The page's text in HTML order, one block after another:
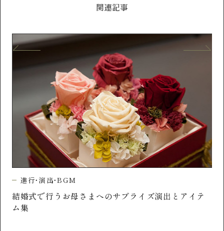
関連記事
進行・演出・BGM
結婚式で行うお母さまへのサプライズ演出とアイテ
ム集